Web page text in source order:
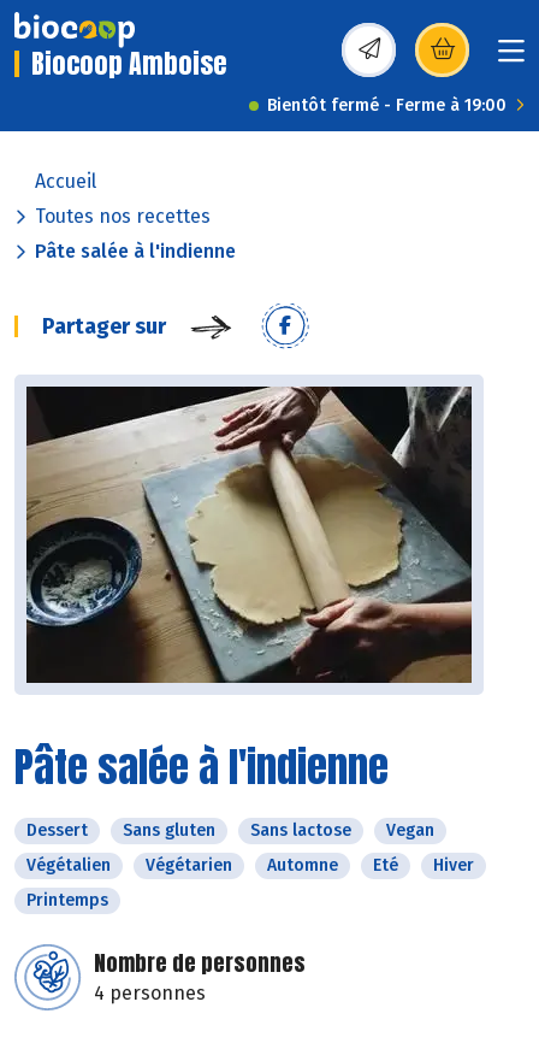
Biocoop Amboise (s’ouvre dans une
Bientôt fermé - Ferme à 19:00
Accueil
Toutes nos recettes
Pâte salée à l'indienne
Partager sur
Pâte salée à l'indienne
Dessert Sans gluten Sans lactose
Vegan
Végétalien
Végétarien Automne Eté
Hiver
Printemps
Nombre de personnes
4 personnes